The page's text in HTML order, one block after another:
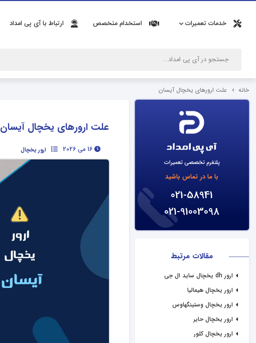
خدمات تعمیرات استخدام متخصص ارتباط با آی پی امداد
خانه علت ارورهای یخچال آیسان
پلتفرم تخصصی تعمیرات
با ما در تماس باشید
021-58941
021-91003098
مقالات مرتبط
ارور dh یخچال ساید ال جی
ارور یخچال هیمالیا
ارور یخچال وستینگهاوس
ارور یخچال حایر
ارور یخچال کلور
علت ارورهای یخچال آیسان
16 می 2026 ارور یخچال